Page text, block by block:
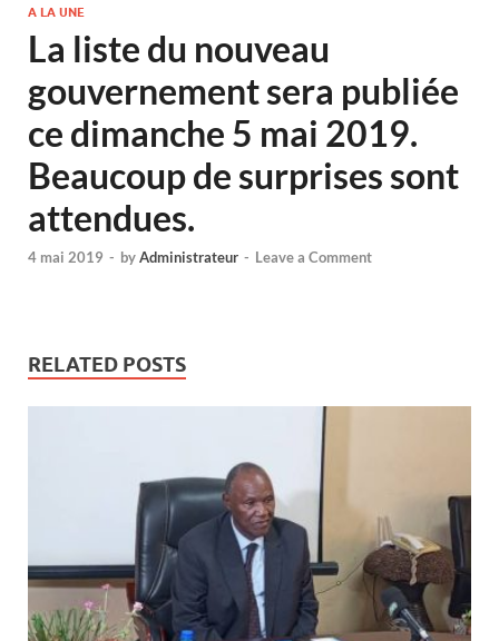
A LA UNE
La liste du nouveau
gouvernement sera publiée
ce dimanche 5 mai 2019.
Beaucoup de surprises sont
attendues.
4 mai 2019 - byAdministrateur - Leave a Comment
RELATED POSTS